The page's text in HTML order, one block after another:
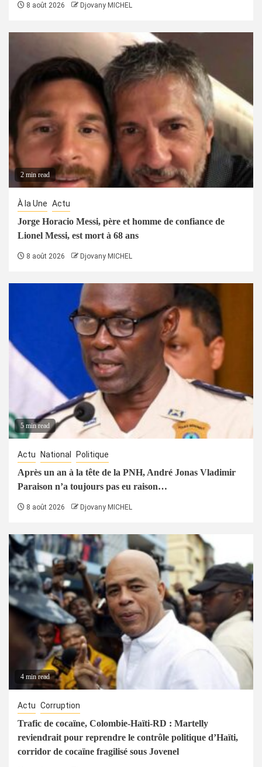
8 août 2026 Djovany MICHEL
2 min read
À la Une Actu
Jorge Horacio Messi, père et homme de confiance de
Lionel Messi, est mort à 68 ans
8 août 2026 Djovany MICHEL
5 min read
Actu National Politique
Après un an à la tête de la PNH, André Jonas Vladimir
Paraison n’a toujours pas eu raison…
8 août 2026 Djovany MICHEL
4 min read
Actu Corruption
Trafic de cocaïne, Colombie-Haïti-RD : Martelly
reviendrait pour reprendre le contrôle politique d’Haïti,
corridor de cocaïne fragilisé sous Jovenel